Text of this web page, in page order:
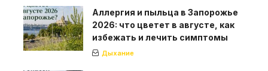
Аллергия и пыльца в Запорожье
2026: что цветет в августе, как
избежать и лечить симптомы
Дыхание